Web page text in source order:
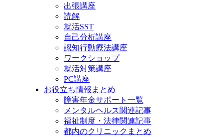
出張講座
読解
就活SST
自己分析講座
認知行動療法講座
ワークショップ
就活対策講座
PC講座
お役立ち情報まとめ
障害年金サポート一覧
メンタルヘルス関連記事
福祉制度・法律関連記事
都内のクリニックまとめ